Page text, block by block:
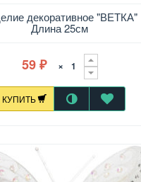
декоративное "ВЕТКА"
Длина 25см
59 ₽ ×
КУПИТЬ